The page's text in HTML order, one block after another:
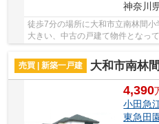
神奈川
徒歩7分の場所に大和市立南林間
大きい、中古の戸建て物件となっ
売買 | 新築一戸建
大和市南林
4,390
小田急
東急田